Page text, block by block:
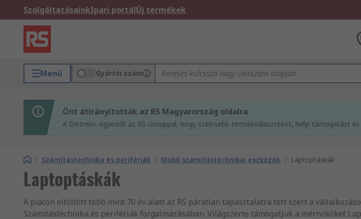
SzolgáltatásainkIpari portálÚj termékek
Menü Gyártói szám
Önt átirányították az RS Magyarország oldalra
A Distrelec egyesült az RS Grouppal, hogy szélesebb termékválasztékot, helyi támogatást
/ Számítástechnika és perifériák / Mobil számítástechnikai eszközök / Laptoptáskák
Laptoptáskák
A piacon eltöltött több mint 70 év alatt az RS páratlan tapasztalatra tett szert a
Számítástechnika és perifériák forgalmazásában. Világszerte támogatjuk a mérnököket